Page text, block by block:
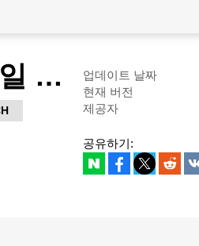
강철삼국 - 4월 20일 그랜드 오픈 업데이트 날짜
현재 버전
제공자
공유하기: